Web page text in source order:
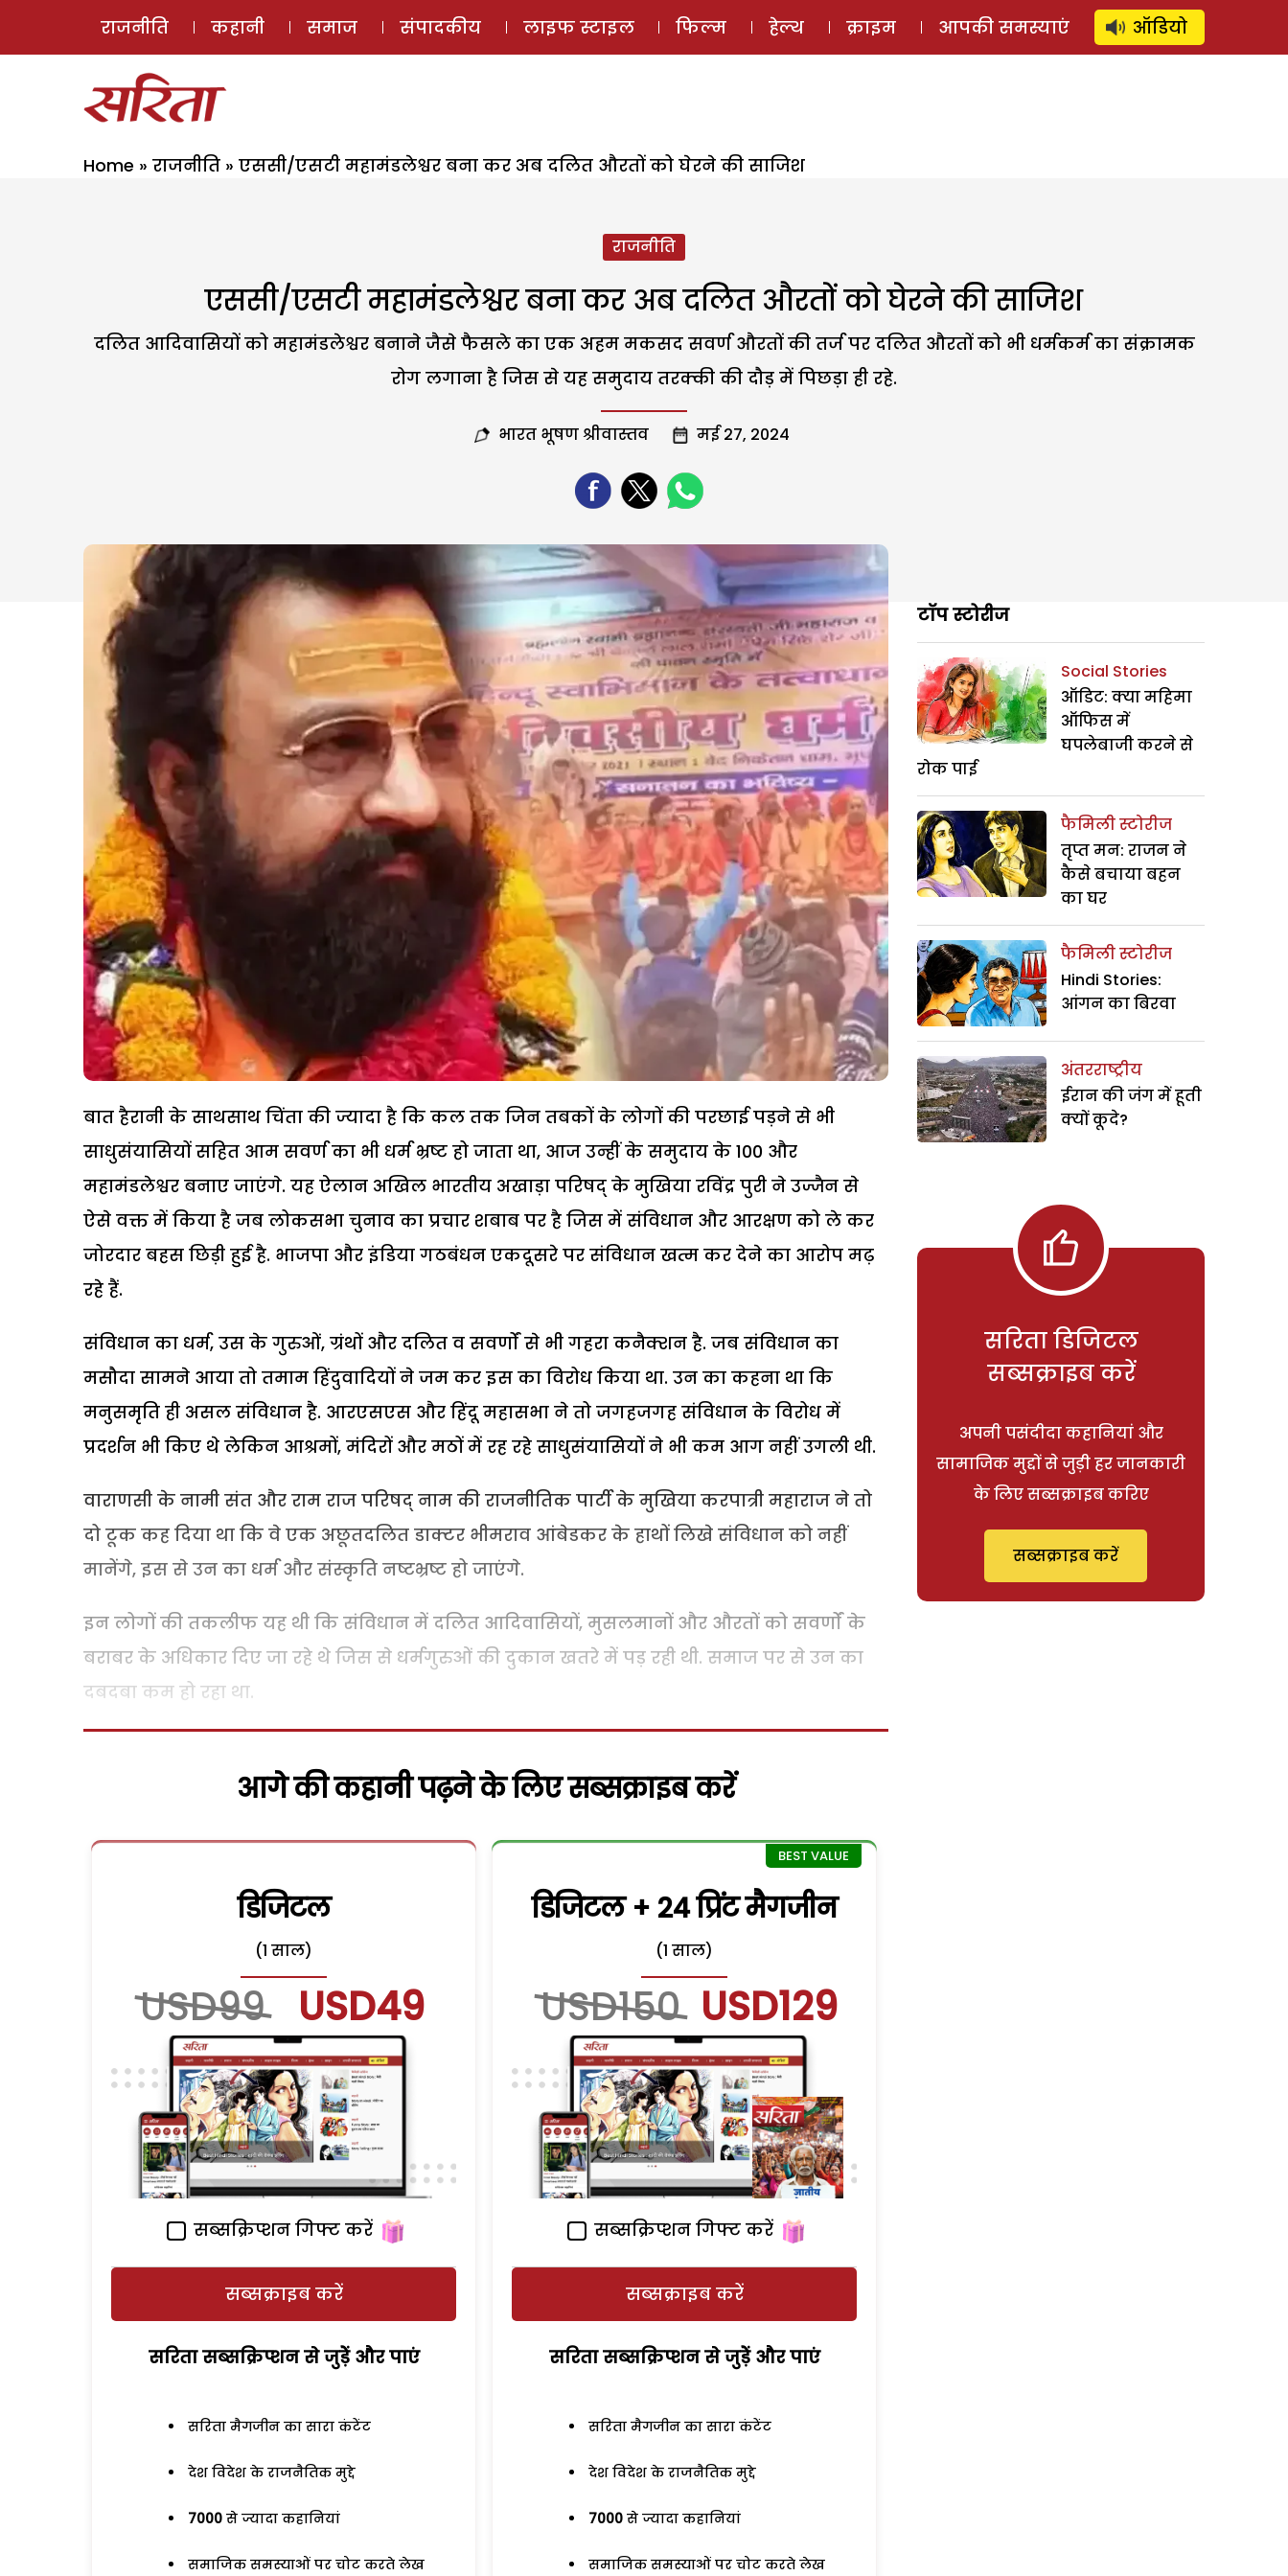
ई-मैगज़ीन ऑडियो स्टोरी लॉग इन ⚲ SUBSCRIBE
राजनीति कहानी समाज संपादकीय लाइफ स्टाइल फिल्म हेल्थ क्राइम आपकी समस्याएं ऑडियो
Home » राजनीति » एससी/एसटी महामंडलेश्वर बना कर अब दलित औरतों को घेरने की साजिश
राजनीति
एससी/एसटी महामंडलेश्वर बना कर अब दलित औरतों को घेरने की साजिश
दलित आदिवासियों को महामंडलेश्वर बनाने जैसे फैसले का एक अहम मकसद सवर्ण औरतों की तर्ज पर दलित औरतों को भी धर्मकर्म का संक्रामक
रोग लगाना है जिस से यह समुदाय तरक्की की दौड़ में पिछड़ा ही रहे.
भारत भूषण श्रीवास्तव मई 27, 2024
बात हैरानी के साथसाथ चिंता की ज्यादा है कि कल तक जिन तबकों के लोगों की परछाई पड़ने से भी
साधुसंयासियों सहित आम सवर्ण का भी धर्म भ्रष्ट हो जाता था, आज उन्हीं के समुदाय के 100 और
महामंडलेश्वर बनाए जाएंगे. यह ऐलान अखिल भारतीय अखाड़ा परिषद् के मुखिया रविंद्र पुरी ने उज्जैन से
ऐसे वक्त में किया है जब लोकसभा चुनाव का प्रचार शबाब पर है जिस में संविधान और आरक्षण को ले कर
जोरदार बहस छिड़ी हुई है. भाजपा और इंडिया गठबंधन एकदूसरे पर संविधान खत्म कर देने का आरोप मढ़
रहे हैं.
संविधान का धर्म, उस के गुरुओं, ग्रंथों और दलित व सवर्णों से भी गहरा कनैक्शन है. जब संविधान का
मसौदा सामने आया तो तमाम हिंदुवादियों ने जम कर इस का विरोध किया था. उन का कहना था कि
मनुसमृति ही असल संविधान है. आरएसएस और हिंदू महासभा ने तो जगहजगह संविधान के विरोध में
प्रदर्शन भी किए थे लेकिन आश्रमों, मंदिरों और मठों में रह रहे साधुसंयासियों ने भी कम आग नहीं उगली थी.
वाराणसी के नामी संत और राम राज परिषद् नाम की राजनीतिक पार्टी के मुखिया करपात्री महाराज ने तो
दो टूक कह दिया था कि वे एक अछूतदलित डाक्टर भीमराव आंबेडकर के हाथों लिखे संविधान को नहीं
मानेंगे, इस से उन का धर्म और संस्कृति नष्टभ्रष्ट हो जाएंगे.
इन लोगों की तकलीफ यह थी कि संविधान में दलित आदिवासियों, मुसलमानों और औरतों को सवर्णों के
बराबर के अधिकार दिए जा रहे थे जिस से धर्मगुरुओं की दुकान खतरे में पड़ रही थी. समाज पर से उन का
दबदबा कम हो रहा था.
आगे की कहानी पढ़ने के लिए सब्सक्राइब करें
डिजिटल
(1 साल)
USD99 USD49
सब्सक्रिप्शन गिफ्ट करें
सब्सक्राइब करें
सरिता सब्सक्रिप्शन से जुड़ेें और पाएं
सरिता मैगजीन का सारा कंटेंट
देश विदेश के राजनैतिक मुद्दे
7000 से ज्यादा कहानियां
समाजिक समस्याओं पर चोट करते लेख
डिजिटल + 24 प्रिंट मैगजीन
(1 साल)
USD150 USD129
सब्सक्रिप्शन गिफ्ट करें
सब्सक्राइब करें
सरिता सब्सक्रिप्शन से जुड़ेें और पाएं
सरिता मैगजीन का सारा कंटेंट
देश विदेश के राजनैतिक मुद्दे
7000 से ज्यादा कहानियां
समाजिक समस्याओं पर चोट करते लेख
टॉप स्टोरीज
Social Stories
ऑडिट: क्या महिमा
ऑफिस में
घपलेबाजी करने से
रोक पाई
फैमिली स्टोरीज
तृप्त मन: राजन ने
कैसे बचाया बहन
का घर
फैमिली स्टोरीज
Hindi Stories:
आंगन का बिरवा
अंतरराष्ट्रीय
ईरान की जंग में हूती
क्यों कूदे?
सरिता डिजिटल
सब्सक्राइब करें
अपनी पसंदीदा कहानियां और
सामाजिक मुद्दों से जुड़ी हर जानकारी
के लिए सब्सक्राइब करिए
सब्सक्राइब करें